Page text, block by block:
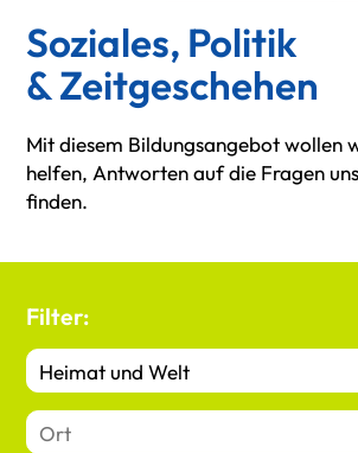
Soziales, Politik
& Zeitgeschehen
Mit diesem Bildungsangebot wollen
helfen, Antworten auf die Fragen
finden.
Filter: